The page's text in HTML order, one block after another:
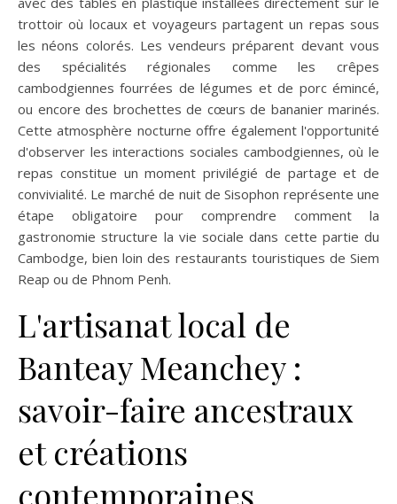
trottoir où locaux et voyageurs partagent un repas sous
les néons colorés. Les vendeurs préparent devant vous
des spécialités régionales comme les crêpes
cambodgiennes fourrées de légumes et de porc émincé,
ou encore des brochettes de cœurs de bananier marinés.
Cette atmosphère nocturne offre également l'opportunité
d'observer les interactions sociales cambodgiennes, où le
repas constitue un moment privilégié de partage et de
convivialité. Le marché de nuit de Sisophon représente une
étape obligatoire pour comprendre comment la
gastronomie structure la vie sociale dans cette partie du
Cambodge, bien loin des restaurants touristiques de Siem
Reap ou de Phnom Penh.
L'artisanat local de
Banteay Meanchey :
savoir-faire ancestraux
et créations
contemporaines